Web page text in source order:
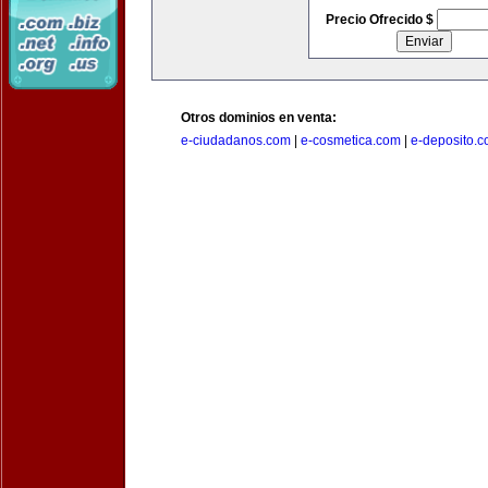
Precio Ofrecido $
Otros dominios en venta:
e-ciudadanos.com
e-cosmetica.com e-